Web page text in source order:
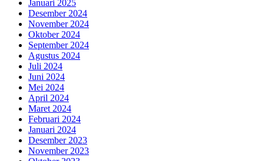
Januari 2025
Desember 2024
November 2024
Oktober 2024
September 2024
Agustus 2024
Juli 2024
Juni 2024
Mei 2024
April 2024
Maret 2024
Februari 2024
Januari 2024
Desember 2023
November 2023